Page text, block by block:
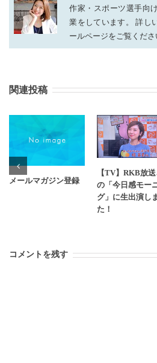
作家・スポーツ選手向
業をしています。 詳し
ールページをご覧くださ
関連投稿
メールマガジン登録
【TV】RKB放
の「今日感モー
グ」に生出演し
た！
コメントを残す